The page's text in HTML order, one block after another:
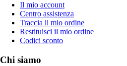
Il mio account
Centro assistenza
Traccia il mio ordine
Restituisci il mio ordine
Codici sconto
Chi siamo